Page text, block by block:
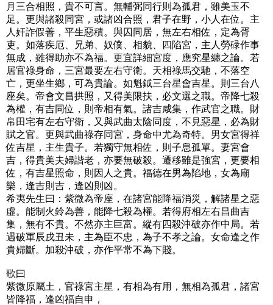
月三合相照，貴不可言。無輔弼同行則為孤君，雖美玉不
足。更與諸殺同宮，或諸凶合照，君子在野，小人在位。主
人奸詐假善，平生惡積。與囚同居，無左右相佐，定為胥
吏。如落疾厄、兄弟、奴僕、相貌、四陷宮，主人勞碌作事
無成，雖得助亦不為福。更宜詳細宮度，應究星纏之論。若
居官祿身命，三宮最要左右守衛。天相祿馬交馳，不落空
亡，更坐生鄉，可為貴論。如魁鉞三台星會吉星。則三台八
座矣。帝會文昌拱照，又得美限扶，必文選之職。帝降七殺
為權，有吉同位，則帝相有氣。諸吉咸集，作武官之職。財
帛田宅有左右守衛，又與武曲太陰同度，不見惡星，必為財
賦之官。更與武曲祿存同宮，身命中尤為奇特。男女宮得祥
佐吉星，主生貴子。若獨守無相佐，則子息孤單。妻宮會
吉，得貴美夫婦諧老，亦要無破殺。遷移雖是強宮，更要相
佐，有吉星照命，則因人之貴。福德在男為陷地，女為廟
樂，逢吉則吉，逢凶則凶。
希夷先生曰：紫微為帝座，在諸宮能降福消災，解諸星之惡
虛。能制火鈴為善，能降七殺為權。若得府相左右昌曲吉
集，無有不貴。不然亦主巨富。縱有四殺沖破亦作中局。若
遇破軍辰戌丑未，主為臣不忠，為子不孝之論。女命逢之作
貴婦斷。加殺沖破，亦作平常不為下賤。
歌曰
紫微原屬土，官祿宮主星，有相為有用，無相為孤君，諸宮
皆降福，逢凶福自申，